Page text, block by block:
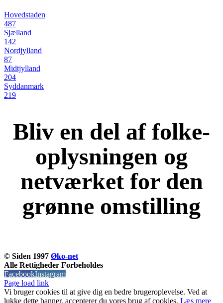
Hovedstaden
487
Sjælland
142
Nordjylland
87
Midtjylland
204
Syddanmark
219
Bliv en del af folke-
oplysningen og
netværket for den
grønne omstilling
© Siden 1997 Øko-net
Alle Rettigheder Forbeholdes
FacebookInstagram
Page load link
Vi bruger cookies til at give dig en bedre brugeroplevelse. Ved at
lukke dette banner, accepterer du vores brug af ​​cookies. Læs mere